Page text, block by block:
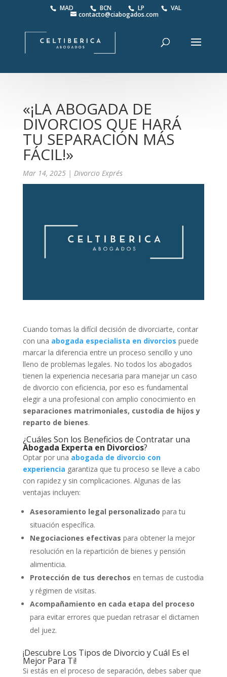
MAD BCN LP VAL
contacto@ciabogados.com
«¡LA ABOGADA DE
DIVORCIOS QUE HARÁ
TU SEPARACIÓN MÁS
FÁCIL!»
Mar 14, 2025| Divorcio Exprés
Cuando tomas la difícil decisión de divorciarte, contar
con una abogada especialista en divorcios puede
marcar la diferencia entre un proceso sencillo y uno
lleno de problemas legales. No todos los abogados
tienen la experiencia necesaria para manejar un caso
de divorcio con eficiencia, por eso es fundamental
elegir a una profesional con amplio conocimiento en
separaciones matrimoniales, custodia de hijos y
reparto de bienes.
¿Cuáles Son los Beneficios de Contratar una
Abogada Experta en Divorcios?
Optar por una abogada de divorcio con
experiencia garantiza que tu proceso se lleve a cabo
con rapidez y sin complicaciones. Algunas de las
ventajas incluyen:
Asesoramiento legal personalizado para tu
situación específica.
Negociaciones efectivas para obtener la mejor
resolución en la repartición de bienes y pensión
alimenticia.
Protección de tus derechos en temas de custodia
y régimen de visitas.
Acompañamiento en cada etapa del proceso
para evitar errores que puedan retrasar el dictamen
del juez.
¡Descubre Los Tipos de Divorcio y Cuál Es el
Mejor Para Ti!
Si estás en el proceso de separación, debes saber que